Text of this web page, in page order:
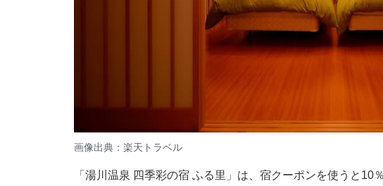
画像出典：楽天トラベル
「湯川温泉 四季彩の宿 ふる里」は、宿クーポンを使うと10